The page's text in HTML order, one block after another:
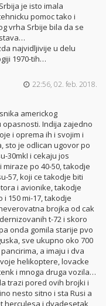
je isto imala
pomoc tako i
vrha Srbije bila da se
najvidljivije u delu
1970-tih…
22:56, 02. feb. 2018.
americkog
opasnosti. Indija zajedno
i oprema ih i svojim i
sto je odlican ugovor po
30mkI i cekaju jos
po 40-50, takodje
57, koji ce takodje biti
i avionike, takodje
i 150 mi-17, takodje
brojka od cak
t-72 i skoro
onda gomila starije pvo
sve ukupno oko 700
a imaju i dva
helikoptere, lovacke
i mnoga druga vozila…
trazi pored ovih brojki i
nesto sitno i sta Rusi a
herculesa i dvadesetak